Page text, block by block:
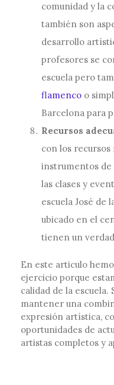
comunidad y la
también son
desarrollo
profesores se
escuela pero
flamenco o
Barcelona para
Recursos
con los recursos
instrumentos de
las clases y
escuela José de
ubicado en el
tienen un
En este articulo
ejercicio porque
calidad de la
mantener una
expresión artística,
oportunidades de
artistas completos y